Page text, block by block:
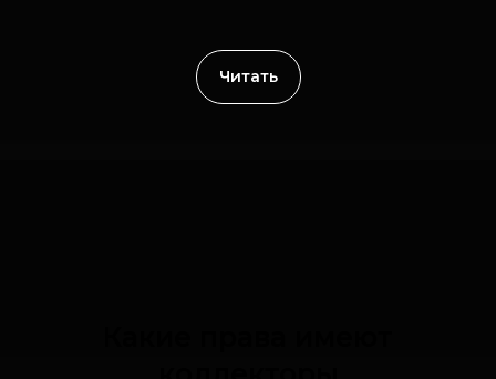
отличается от решения суда?
Как его отменить?